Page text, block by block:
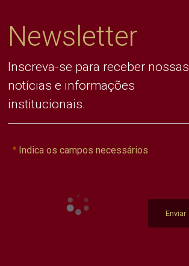
Newsletter
Inscreva-se para receber nossas
notícias e informações
institucionais.
Indica os campos necessários
Enviar